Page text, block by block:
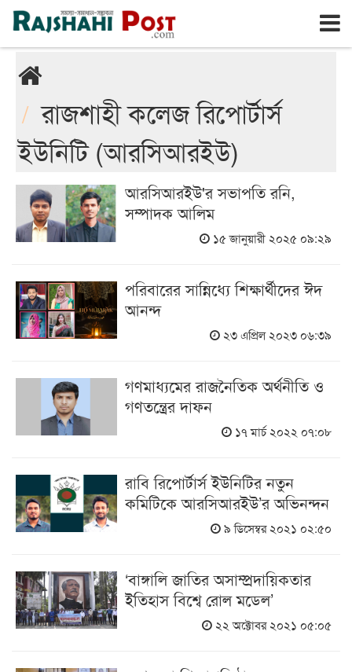
রাজশাহী সোমবার, ১০ই আগস্ট ২০২৬, ২৭শে শ্রাবণ ১৪৩৩
রাজশাহী কলেজ রিপোর্টার্স
ইউনিটি (আরসিআরইউ)
আরসিআরইউ'র সভাপতি রনি,
সম্পাদক আলিম
১৫ জানুয়ারী ২০২৫ ০৯:২৯
পরিবারের সান্নিধ্যে শিক্ষার্থীদের ঈদ
আনন্দ
২৩ এপ্রিল ২০২৩ ০৬:৩৯
গণমাধ্যমের রাজনৈতিক অর্থনীতি ও
গণতন্ত্রের দাফন
১৭ মার্চ ২০২২ ০৭:০৮
রাবি রিপোর্টার্স ইউনিটির নতুন
কমিটিকে আরসিআরইউ’র অভিনন্দন
৯ ডিসেম্বর ২০২১ ০২:৫০
‘বাঙ্গালি জাতির অসাম্প্রদায়িকতার
ইতিহাস বিশ্বে রোল মডেল’
২২ অক্টোবর ২০২১ ০৫:০৫